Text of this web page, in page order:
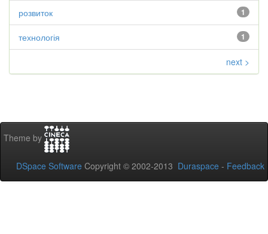
1
розвиток
1
технологія
next >
Theme by
DSpace Software Copyright © 2002-2013 Duraspace - Feedback